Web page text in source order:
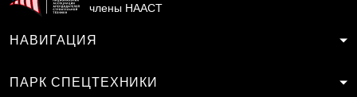
члены НААСТ
НАВИГАЦИЯ
ПАРК СПЕЦТЕХНИКИ